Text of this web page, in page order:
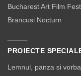
Bucharest Art Film
Brancusi Nocturn
PROIECTE
Lemnul, panza si vorba